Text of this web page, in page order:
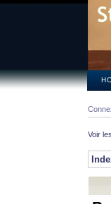
Voir